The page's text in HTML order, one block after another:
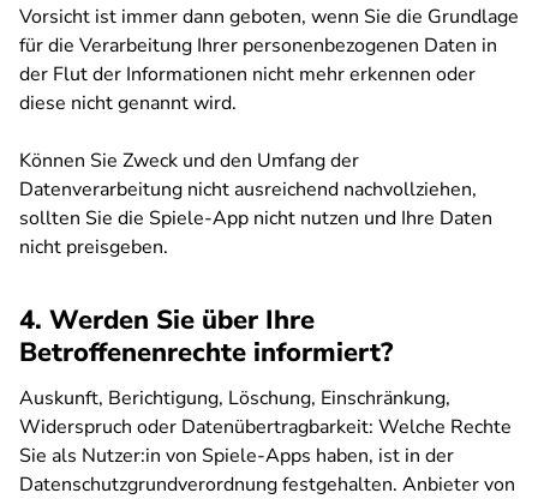
Vorsicht ist immer dann geboten, wenn Sie die Grundlage
für die Verarbeitung Ihrer personenbezogenen Daten in
der Flut der Informationen nicht mehr erkennen oder
diese nicht genannt wird.
Können Sie Zweck und den Umfang der
Datenverarbeitung nicht ausreichend nachvollziehen,
sollten Sie die Spiele-App nicht nutzen und Ihre Daten
nicht preisgeben.
4. Werden Sie über Ihre
Betroffenenrechte informiert?
Auskunft, Berichtigung, Löschung, Einschränkung,
Widerspruch oder Datenübertragbarkeit: Welche Rechte
Sie als Nutzer:in von Spiele-Apps haben, ist in der
Datenschutzgrundverordnung festgehalten. Anbieter von